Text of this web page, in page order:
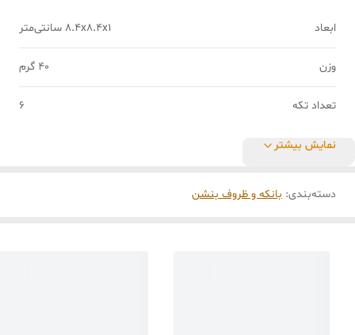
ابعاد 8.4x8.4x1 سانتی‌متر
وزن 40 گرم
تعداد تکه 6
نمایش بیشتر
دسته‌بندی: بانکه و ظروف بنشن